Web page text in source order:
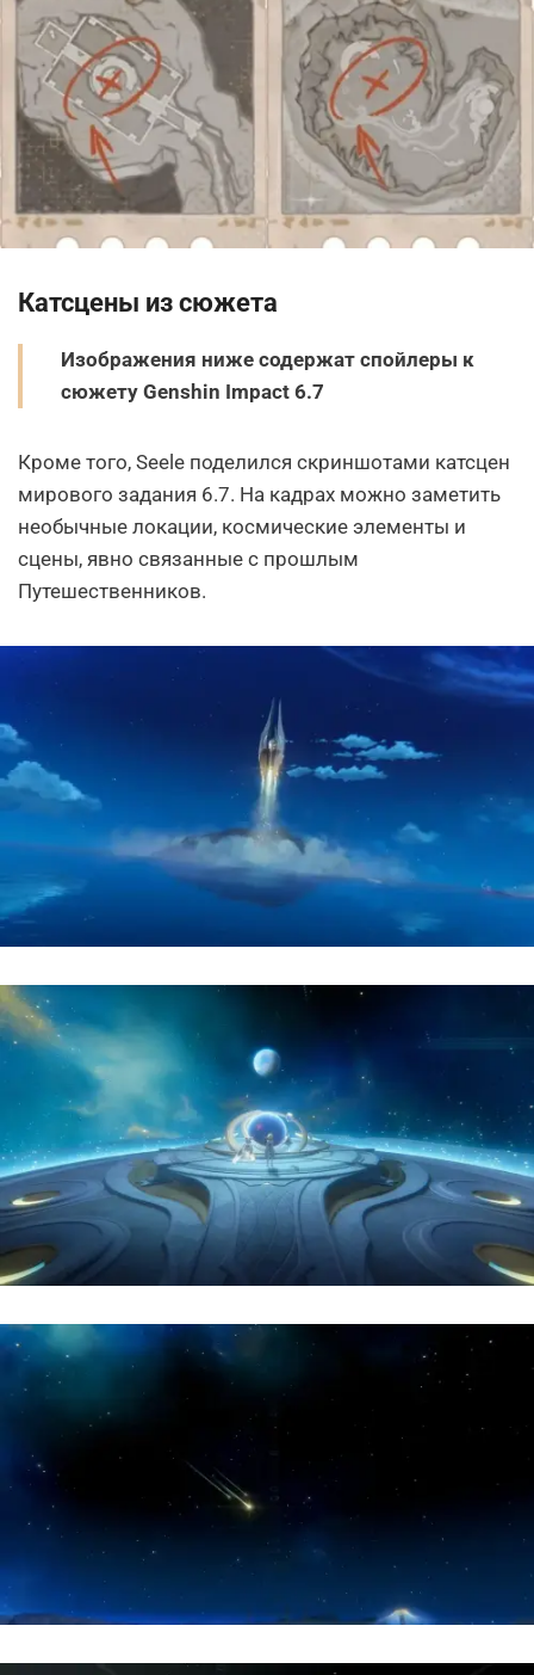
Катсцены из сюжета
Изображения ниже содержат спойлеры к
сюжету Genshin Impact 6.7
Кроме того, Seele поделился скриншотами катсцен
мирового задания 6.7. На кадрах можно заметить
необычные локации, космические элементы и
сцены, явно связанные с прошлым
Путешественников.